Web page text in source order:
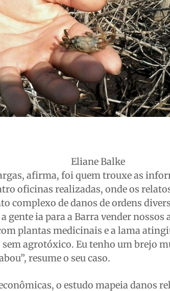
Eliane Balke
afirma, foi quem trouxe as
oficinas realizadas, onde os
complexo de danos de ordens
gente ia para a Barra vender
plantas medicinais e a lama
agrotóxico. Eu tenho um brejo
resume o seu caso.
o estudo mapeia danos